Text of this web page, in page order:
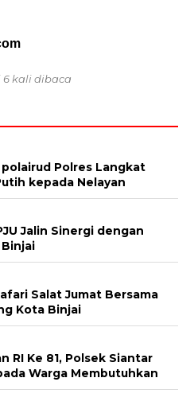
6 kali dibaca
polairud Polres Langkat
kepada Nelayan
Jalin Sinergi dengan
Salat Jumat Bersama
Kota Binjai
RI Ke 81, Polsek Siantar
Warga Membutuhkan